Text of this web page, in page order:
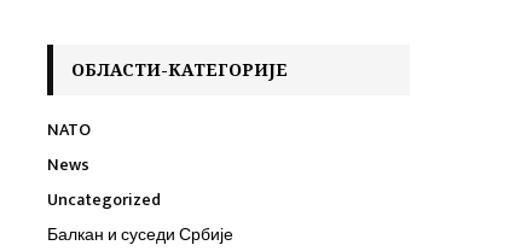
ОБЛАСТИ-КАТЕГОРИЈЕ
NATO
News
Uncategorized
Балкан и суседи Србије